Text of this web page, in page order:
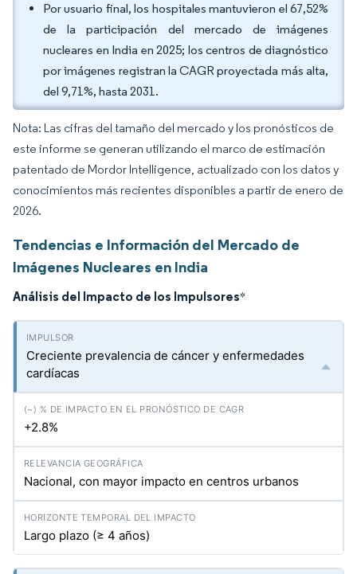
Por usuario final, los hospitales mantuvieron el 67,52%
de la participación del mercado de imágenes
nucleares en India en 2025; los centros de diagnóstico
por imágenes registran la CAGR proyectada más alta,
del 9,71%, hasta 2031.
Nota: Las cifras del tamaño del mercado y los pronósticos de
este informe se generan utilizando el marco de estimación
patentado de Mordor Intelligence, actualizado con los datos y
conocimientos más recientes disponibles a partir de enero de
2026.
Tendencias e Información del Mercado de
Imágenes Nucleares en India
Análisis del Impacto de los Impulsores*
Creciente prevalencia de cáncer y enfermedades
cardíacas
+2.8%
Nacional, con mayor impacto en centros urbanos
Largo plazo (≥ 4 años)